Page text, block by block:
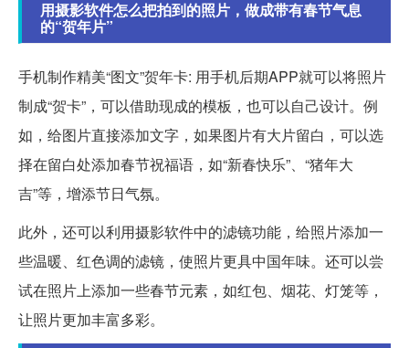
用摄影软件怎么把拍到的照片，做成带有春节气息
的“贺年片”
手机制作精美“图文”贺年卡: 用手机后期APP就可以将照片
制成“贺卡”，可以借助现成的模板，也可以自己设计。例
如，给图片直接添加文字，如果图片有大片留白，可以选
择在留白处添加春节祝福语，如“新春快乐”、“猪年大
吉”等，增添节日气氛。
此外，还可以利用摄影软件中的滤镜功能，给照片添加一
些温暖、红色调的滤镜，使照片更具中国年味。还可以尝
试在照片上添加一些春节元素，如红包、烟花、灯笼等，
让照片更加丰富多彩。